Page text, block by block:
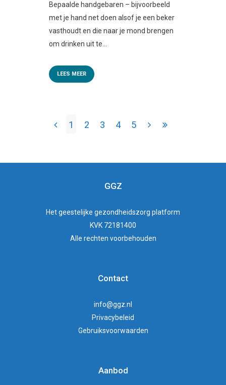
Bepaalde handgebaren – bijvoorbeeld
met je hand net doen alsof je een beker
vasthoudt en die naar je mond brengen
om drinken uit te...
LEES MEER
1 2 3 4 5
GGZ
Hetgeestelijke gezondheidszorg platform
KVK 72181400
Alle rechten voorbehouden
Contact
info@ggz.nl
Privacybeleid
Gebruiksvoorwaarden
Aanbod